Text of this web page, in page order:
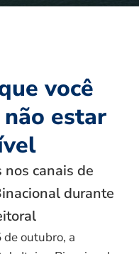
você
estar
nos canais de
durante
outubro, a